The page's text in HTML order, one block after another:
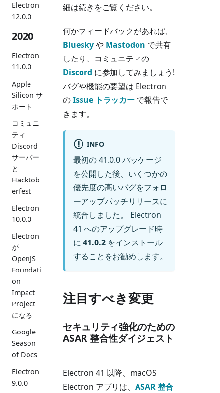
Electron
12.0.0
2020
Electron
11.0.0
Apple
Silicon サ
ポート
コミュニ
ティ
Discord
サーバー
と
Hacktob
erfest
Electron
10.0.0
Electron
が
OpenJS
Foundati
on
Impact
Project
になる
Google
Season
of Docs
Electron
9.0.0
細は続きをご覧ください。
何かフィードバックがあれば、
Blueskyや Mastodon で共有
したり、コミュニティの
Discord に参加してみましょう!
バグや機能の要望は Electron
のIssue トラッカー で報告で
きます。
INFO
最初の 41.0.0 パッケージ
を公開した後、いくつかの
優先度の高いバグをフォロ
ーアップパッチリリースに
統合しました。 Electron
41 へのアップグレード時
に 41.0.2 をインストール
することをお勧めします。
注目すべき変更
セキュリティ強化のための
ASAR 整合性ダイジェスト
Electron 41 以降、macOS
Electron アプリは、 ASAR 整合